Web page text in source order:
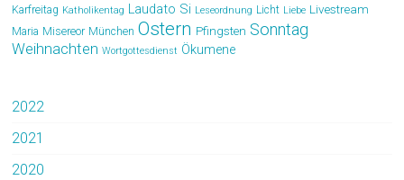
Karfreitag Katholikentag Laudato Si Leseordnung Licht Liebe Livestream
Maria Misereor München Ostern Pfingsten Sonntag
Weihnachten Wortgottesdienst Ökumene
2022
2021
2020